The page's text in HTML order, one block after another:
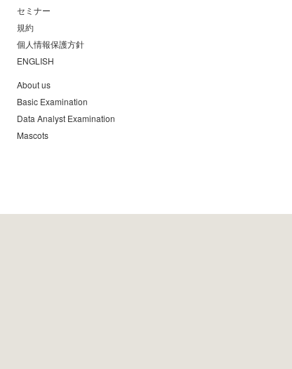
セミナー
規約
個人情報保護方針
ENGLISH
About us
Basic Examination
Data Analyst Examination
Mascots